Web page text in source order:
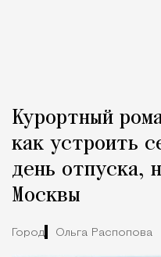
Курортный
как устроить
день отпуска,
Москвы
Город Ольга Распопова